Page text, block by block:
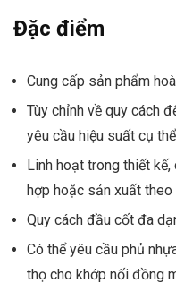
Đặc điểm
Cung cấp sản phẩm
Tùy chỉnh về quy cách
yêu cầu hiệu suất cụ
Linh hoạt trong thiết
hợp hoặc sản xuất theo
Quy cách đầu cốt đa
Có thể yêu cầu phủ
thọ cho khớp nối đồng